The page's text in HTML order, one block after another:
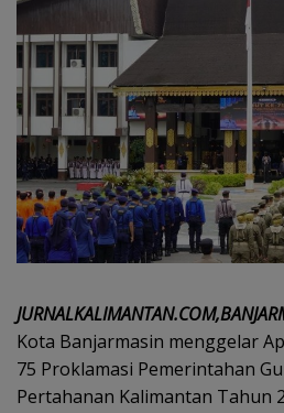
Kota Banjarmasin menggelar
75 Proklamasi Pemerintahan
Pertahanan Kalimantan Tahun